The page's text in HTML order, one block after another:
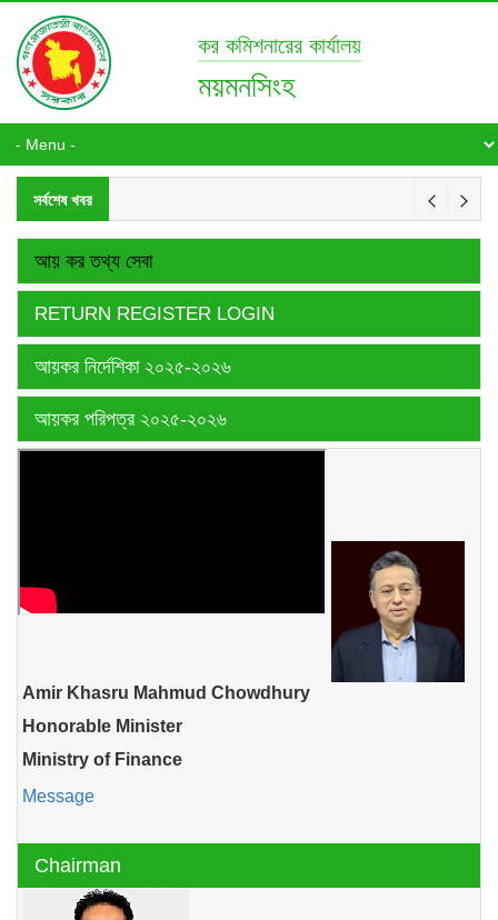
কর কমিশনারের কার্যালয়
ময়মনসিংহ
সর্বশেষ খবর
আয় কর তথ্য সেবা
RETURN REGISTER LOGIN
আয়কর নির্দেশিকা ২০২৫-২০২৬
আয়কর পরিপত্র ২০২৫-২০২৬
Amir Khasru Mahmud Chowdhury
Honorable Minister
Ministry of Finance
Message
Chairman